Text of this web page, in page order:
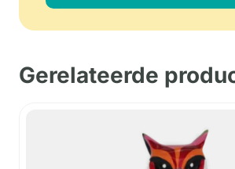
Gerelateerde